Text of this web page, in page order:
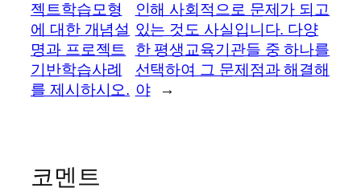
젝트학습모형
에 대한 개념설
명과 프로젝트
기반학습사례
를 제시하시오.
인해 사회적으로 문제가 되고
있는 것도 사실입니다. 다양
한 평생교육기관들 중 하나를
선택하여 그 문제점과 해결해
야
→
코멘트